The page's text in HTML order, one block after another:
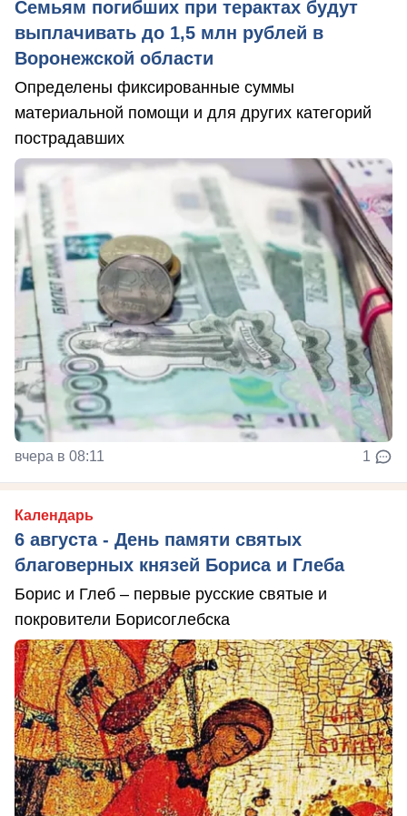
Семьям погибших при терактах будут
выплачивать до 1,5 млн рублей в
Воронежской области
Определены фиксированные суммы
материальной помощи и для других категорий
пострадавших
вчера в 08:11 1
Календарь
6 августа - День памяти святых
благоверных князей Бориса и Глеба
Борис и Глеб – первые русские святые и
покровители Борисоглебска